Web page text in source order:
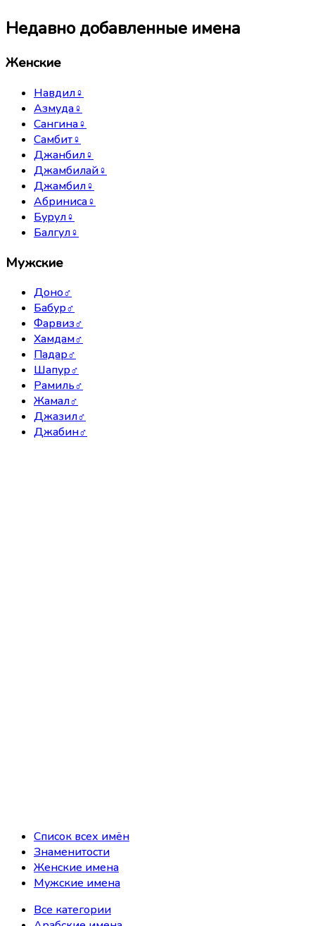
Недавно добавленные имена
Женские
Навдил♀
Азмуда♀
Сангина♀
Самбит♀
Джанбил♀
Джамбилай♀
Джамбил♀
Абриниса♀
Бурул♀
Балгул♀
Мужские
Доно♂
Бабур♂
Фарвиз♂
Хамдам♂
Падар♂
Шапур♂
Рамиль♂
Жамал♂
Джазил♂
Джабин♂
Список всех имён
Знаменитости
Женские имена
Мужские имена
Все категории